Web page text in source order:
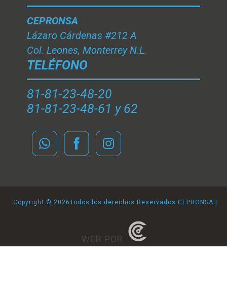
CEPRONSA
Lázaro Cárdenas #212 A
Col. Leones, Monterrey N.L.
TELÉFONO
81-81-23-48-20
81-81-23-48-61 y 62
Copyright © 2026Todos los derechos Reservados CEPRONSA |
WEB POR